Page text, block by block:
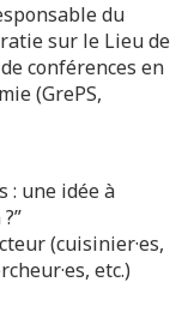
du
sur le Lieu de
conférences en
(GrePS,
: une idée à
(cuisinier·es,
etc.)